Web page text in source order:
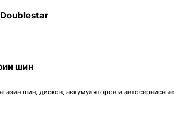
Torero
шин
шин, дисков, аккумуляторов и автосервисные